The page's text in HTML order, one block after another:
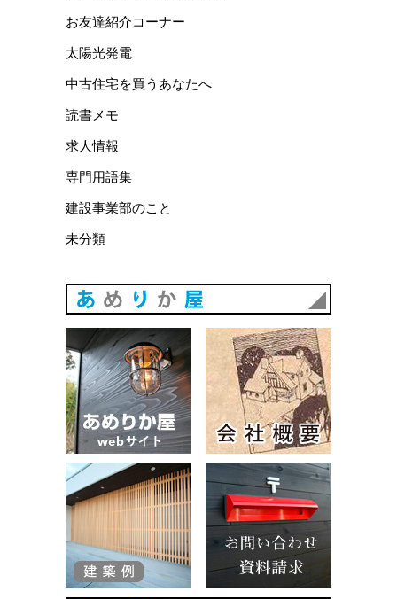
お友達紹介コーナー
太陽光発電
中古住宅を買うあなたへ
読書メモ
求人情報
専門用語集
建設事業部のこと
未分類
あめりか屋WEBサイト